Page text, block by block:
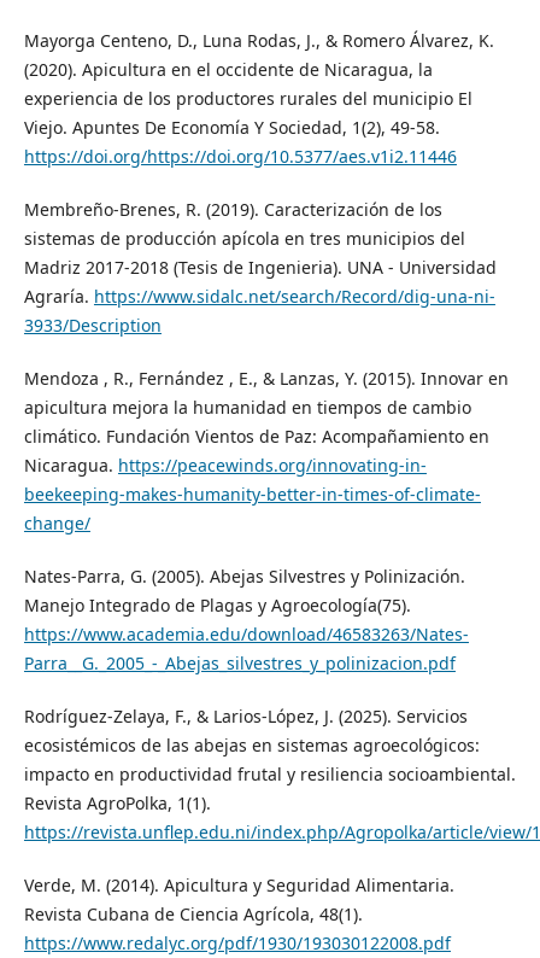
Mayorga Centeno, D., Luna Rodas, J., & Romero Álvarez, K.
(2020). Apicultura en el occidente de Nicaragua, la
experiencia de los productores rurales del municipio El
Viejo. Apuntes De Economía Y Sociedad, 1(2), 49-58.
https://doi.org/https://doi.org/10.5377/aes.v1i2.11446
Membreño-Brenes, R. (2019). Caracterización de los
sistemas de producción apícola en tres municipios del
Madriz 2017-2018 (Tesis de Ingenieria). UNA - Universidad
Agraría. https://www.sidalc.net/search/Record/dig-una-ni-
3933/Description
Mendoza , R., Fernández , E., & Lanzas, Y. (2015). Innovar en
apicultura mejora la humanidad en tiempos de cambio
climático. Fundación Vientos de Paz: Acompañamiento en
Nicaragua. https://peacewinds.org/innovating-in-
beekeeping-makes-humanity-better-in-times-of-climate-
change/
Nates-Parra, G. (2005). Abejas Silvestres y Polinización.
Manejo Integrado de Plagas y Agroecología(75).
https://www.academia.edu/download/46583263/Nates-
Parra__G._2005_-_Abejas_silvestres_y_polinizacion.pdf
Rodríguez-Zelaya, F., & Larios-López, J. (2025). Servicios
ecosistémicos de las abejas en sistemas agroecológicos:
impacto en productividad frutal y resiliencia socioambiental.
Revista AgroPolka, 1(1).
https://revista.unflep.edu.ni/index.php/Agropolka/article/view/
Verde, M. (2014). Apicultura y Seguridad Alimentaria.
Revista Cubana de Ciencia Agrícola, 48(1).
https://www.redalyc.org/pdf/1930/193030122008.pdf